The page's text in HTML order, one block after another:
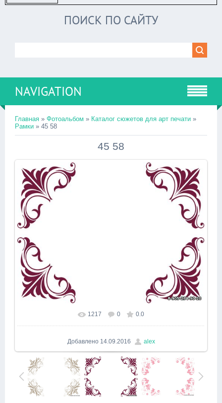
ПОИСК ПО САЙТУ
NAVIGATION
Главная » Фотоальбом » Каталог сюжетов для арт печати »
Рамки » 45 58
45 58
В реальном размере 603x453
1217 0 0.0
Добавлено 14.09.2016 alex